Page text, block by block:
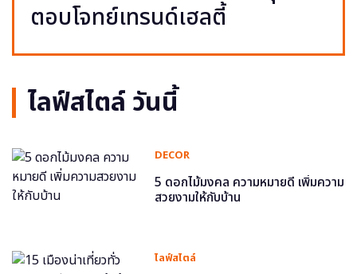
ตอบโจทย์เทรนด์เฮลตี้
ไลฟ์สไตล์ วันนี้
DECOR
5 ดอกไม้มงคล ความหมายดี เพิ่มความ
สวยงามให้กับบ้าน
ไลฟ์สไตล์